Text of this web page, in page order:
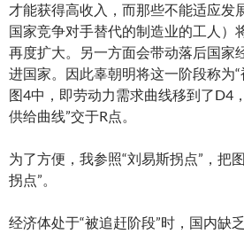
才能获得高收入，而那些不能适应发
国家竞争对手替代的制造业的工人）
再度扩大。另一方面会带动落后国家
进国家。因此辜朝明将这一阶段称为
图4中，即劳动力需求曲线移到了D4
供给曲线”交于R点。
为了方便，我参照“刘易斯拐点”，把
拐点”。
经济体处于“被追赶阶段”时，国内缺